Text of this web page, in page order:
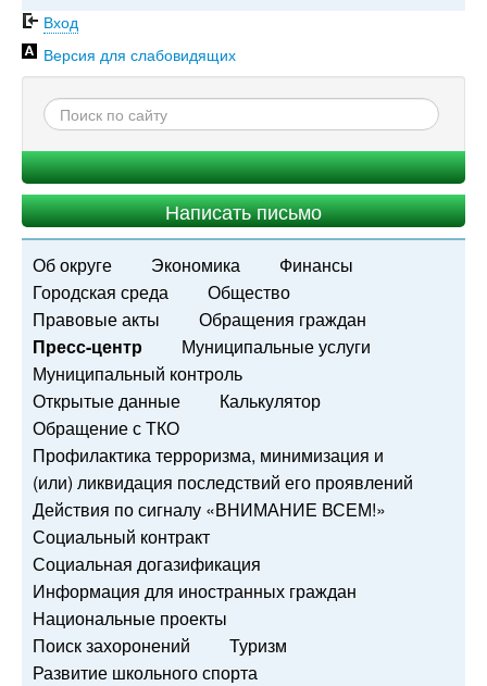
Вход
Версия для слабовидящих
Написать письмо
Об округе Экономика
Финансы
Городская среда
Общество
Правовые акты
Обращения граждан
Пресс-центр
Муниципальные услуги
Муниципальный контроль
Открытые данные
Калькулятор
Обращение с ТКО
Профилактика терроризма, минимизация и
(или) ликвидация последствий его проявлений
Действия по сигналу «ВНИМАНИЕ ВСЕМ!»
Социальный контракт
Социальная догазификация
Информация для иностранных граждан
Национальные проекты
Поиск захоронений
Туризм
Развитие школьного спорта